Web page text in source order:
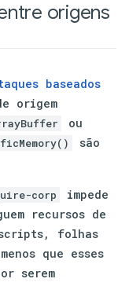
origens
baseados
origem
ou
são
corp
impede
recursos de
scripts, folhas
que esses
serem